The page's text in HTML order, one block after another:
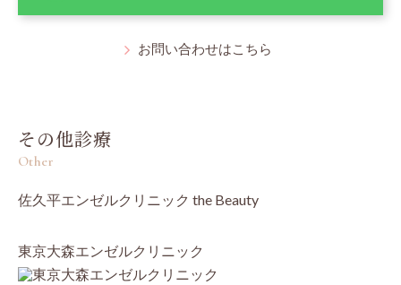
お問い合わせはこちら
その他診療
Other
佐久平エンゼルクリニック the Beauty
東京大森エンゼルクリニック